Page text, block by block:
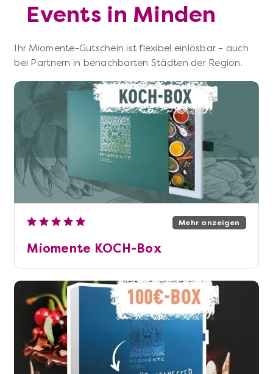
Events in Minden
Ihr Miomente-Gutschein ist flexibel einlösbar – auch
bei Partnern in benachbarten Städten der Region.
Mehr anzeigen
Miomente KOCH-Box